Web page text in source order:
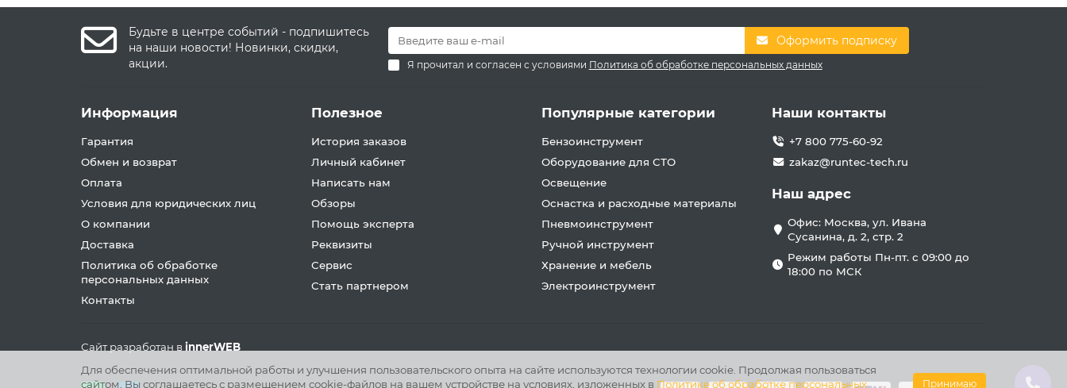
Для обеспечения оптимальной работы и улучшения пользовательского опыта на сайте используются технологии cookie. Продолжая пользоваться
сайтом, Вы соглашаетесь с размещением cookie-файлов на вашем устройстве на условиях, изложенных в Политике об обработке персональных Принимаю
Будьте в центре событий - подпишитесь
на наши новости! Новинки, скидки,
акции.
Оформить подписку
Я прочитал и согласен с условиями Политика об обработке персональных данных
Информация
Гарантия
Обмен и возврат
Оплата
Условия для юридических лиц
О компании
Доставка
Политика об обработке
персональных данных
Контакты
Полезное
История заказов
Личный кабинет
Написать нам
Обзоры
Помощь эксперта
Реквизиты
Сервис
Стать партнером
Популярные категории
Бензоинструмент
Оборудование для СТО
Освещение
Оснастка и расходные материалы
Пневмоинструмент
Ручной инструмент
Хранение и мебель
Электроинструмент
Наши контакты
+7 800 775-60-92
zakaz@runtec-tech.ru
Наш адрес
Офис: Москва, ул. Ивана
Сусанина, д. 2, стр. 2
Режим работы Пн-пт. с 09:00 до
18:00 по МСК
Сайт разработан вinnerWEB